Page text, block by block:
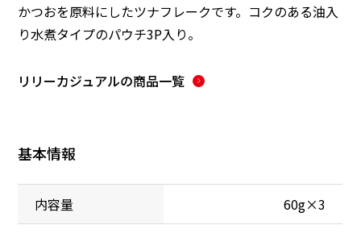
かつおを原料にしたツナフレークです。コクのある油入
り水煮タイプのパウチ3P入り。
リリーカジュアルの商品一覧
基本情報
内容量 60g×3